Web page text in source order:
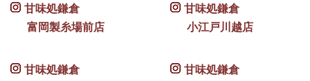
甘味処鎌倉
富岡製糸場前店
甘味処鎌倉
小江戸川越店
甘味処鎌倉
甘味処鎌倉